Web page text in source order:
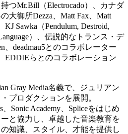
つMr.Bill（Electrocado）、カナダ
大御所Dezza、Matt Fax、Matt
KJ Sawka（Pendulum, Destroid,
）、伝説的なトランス・デ
、deadmau5とのコラボレーター
EDDIEらとのコラボレーション
Gray Media名義で、ジュリアン
プロダクションを展開。
、Sonic Academy、Spliceをはじめ
と協力し、卓越した音楽教育を
知識、スタイル、才能を提供し